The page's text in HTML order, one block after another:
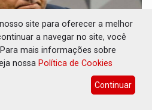
Flávio Bolsonaro
como vice, alvo de
site para oferecer a melhor
a navegar no site, você
mais informações sobre
nossa Política de Cookies
Continuar